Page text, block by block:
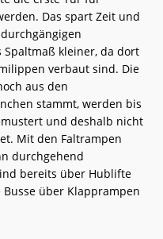
Das spart Zeit und
Spaltmaß kleiner, da dort
verbaut sind. Die
aus den
stammt, werden bis
und deshalb nicht
Mit den Faltrampen
durchgehend
bereits über Hublifte
über Klapprampen